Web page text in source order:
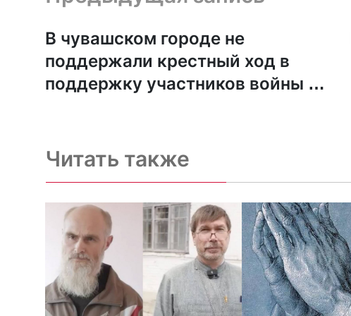
В чувашском городе не
поддержали крестный ход в
поддержку участников войны с
Читать также